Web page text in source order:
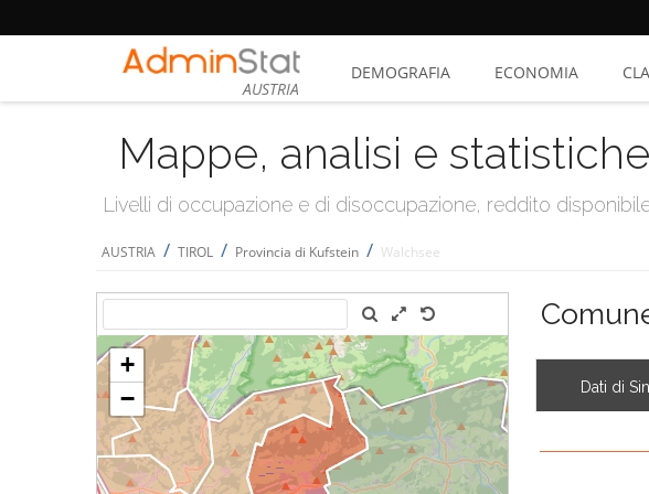
AUSTRIA
DEMOGRAFIA ECONOMIA
Mappe, analisi e
Livelli di occupazione e di disoccupazione, reddito
AUSTRIA / TIROL / Provincia di Kufstein / Walchsee
Dati di